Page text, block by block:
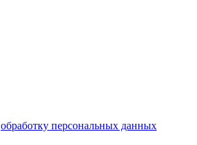
обработку персональных данных